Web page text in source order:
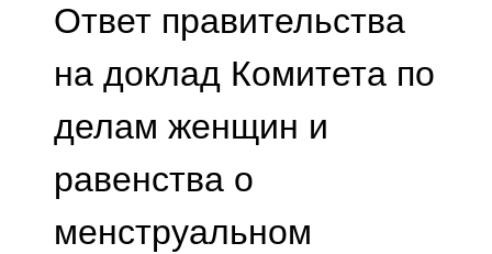
Ответ правительства
на доклад Комитета по
делам женщин и
равенства о
менструальном